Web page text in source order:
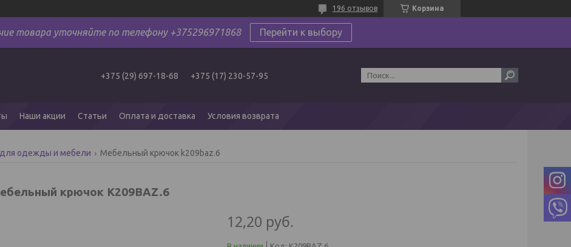
Корзина
196 отзывов
товара уточняйте по телефону +375296971868 Перейти к выбору
+375 (29) 697-18-68 +375 (17) 230-57-95
Наши акции Статьи Оплата и доставка Условия возврата
одежды и мебели Мебельный крючок k209baz.6
крючок K209BAZ.6
12,20 руб.